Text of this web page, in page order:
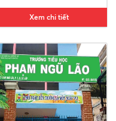
Xem chi tiết